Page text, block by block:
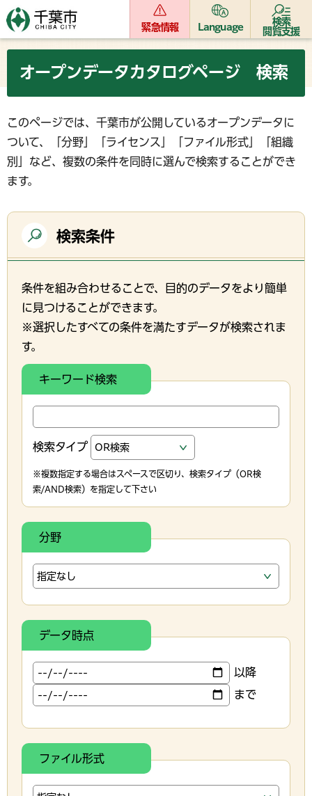
緊急情報 Language
検索
閲覧支援
オープンデータカタログページ 検索
このページでは、千葉市が公開しているオープンデータに
ついて、「分野」「ライセンス」「ファイル形式」「組織
別」など、複数の条件を同時に選んで検索することができ
ます。
検索条件
条件を組み合わせることで、目的のデータをより簡単
に見つけることができます。
※選択したすべての条件を満たすデータが検索されま
す。
キーワード検索
検索タイプ
※複数指定する場合はスペースで区切り、検索タイプ（OR検
索/AND検索）を指定して下さい
分野
データ時点
以降
まで
ファイル形式